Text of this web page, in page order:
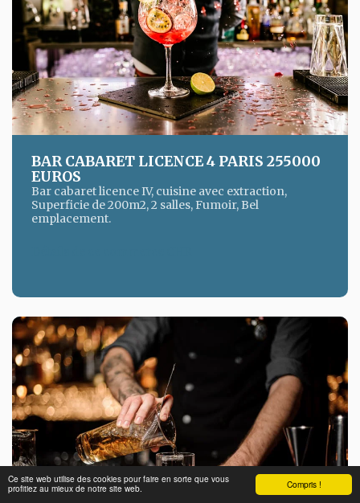
Compris !
Ce site web utilise des cookies pour faire en sorte que vous
profitiez au mieux de notre site web.
BAR CABARET LICENCE 4 PARIS 255000
EUROS
Bar cabaret licence IV, cuisine avec extraction,
Superficie de 200m2, 2 salles, Fumoir, Bel
emplacement.